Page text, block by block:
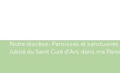
Notre diocèse › Paroisses et sanctuaires
Jubilé du Saint Curé d'Ars dans ma